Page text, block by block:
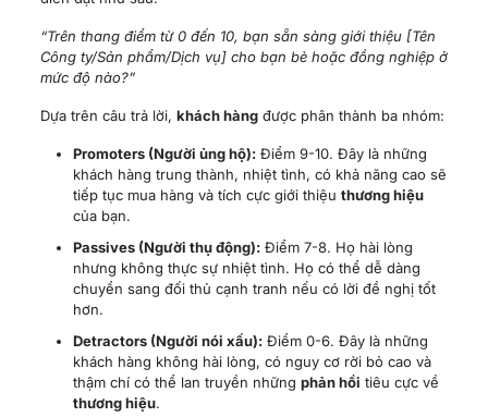
của bạn.
Passives (Người thụ động):Điểm 7-8. Họ hài lòng
nhưng không thực sự nhiệt tình. Họ có thể dễ dàng
chuyển sang đối thủ cạnh tranh nếu có lời đề nghị tốt
Detractors (Người nói xấu):
Điểm 0-6. Đây là những
khách hàng không hài lòng, có nguy cơ rời bỏ cao và
thậm chí có thể lan truyền nhữngphản hồi tiêu cực về
thương hiệu.
Công thức tính NPS:
NPS = % Promoters – % Detractors
(Kết quả NPS có thể dao động từ -100 đến +100).
Điểm số NPS là một chỉ báo quan trọng về sức khỏe mối
quan hệ vớikhách hàng. Tuy nhiên, giá trị thực sự của NPS
nằm ở việc đi sâu tìm hiểulý do đằng sau điểm số đó. Luôn
kết hợp câu hỏi NPS với một câu hỏi mở như: